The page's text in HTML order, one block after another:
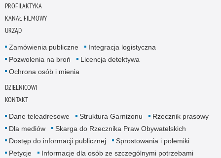
PROFILAKTYKA
KANAŁ FILMOWY
URZĄD
Zamówienia publiczne
Integracja logistyczna
Pozwolenia na broń
Licencja detektywa
Ochrona osób i mienia
DZIELNICOWI
KONTAKT
Dane teleadresowe Struktura Garnizonu
Rzecznik prasowy
Dla mediów
Skarga do Rzecznika Praw Obywatelskich
Dostęp do informacji publicznej
Sprostowania i polemiki
Petycje
Informacje dla osób ze szczególnymi potrzebami